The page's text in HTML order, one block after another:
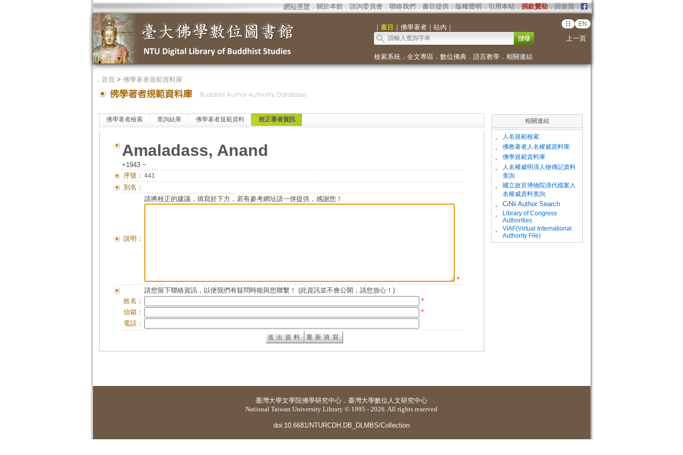
網站導覽 ． 關於本館． 諮詢委員會． 聯絡我們 ． 書目提供． 版權聲明 ． 引用本站． 捐款贊助．回首頁．
｜ 書目 ｜ 佛學著者｜ 站內 ｜ 日 EN
上一頁
檢索系統． 全文專區 ． 數位佛典． 語言教學． 相關連結
． 首頁> 佛學著者規範資料庫
佛學著者檢索 查詢結果 佛學著者規範資料 校正著者資訊
Amaladass, Anand
+1943 ~
序號： 441
別名：
說明：
請將校正的建議，填寫於下方，若有參考網址請一併提供，感謝您！
*
請您留下聯絡資訊，以便我們有疑問時能與您聯繫！ (此資訊並不會公開，請您放心！)
姓名：
*
信箱：
*
電話：
相關連結
。 人名規範檢索
。 佛教著者人名權威資料庫
。 佛學規範資料庫
。
人名權威明清人物傳記資料
查詢
。
國立故宮博物院清代檔案人
名權威資料查詢
。
CiNii Author Search
。
Library of Congress
Authorities
。
VIAF(Virtual International
Authority File)
臺灣大學文學院佛學研究中心 ． 臺灣大學數位人文研究中心
National Taiwan University Library © 1995 - 2026. All rights reserved
doi:10.6681/NTURCDH.DB_DLMBS/Collection